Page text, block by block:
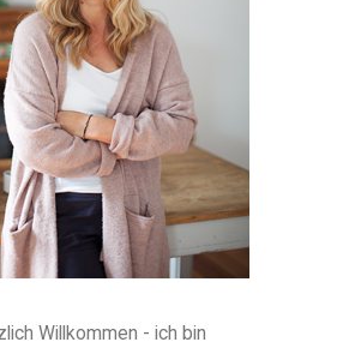
Willkommen - ich bin